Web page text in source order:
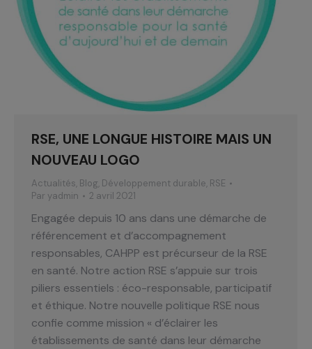
RSE, UNE LONGUE HISTOIRE MAIS UN
NOUVEAU LOGO
Actualités, Blog, Développement durable, RSE
Par yadmin 2 avril 2021
Engagée depuis 10 ans dans une démarche de
référencement et d’accompagnement
responsables, CAHPP est précurseur de la RSE
en santé. Notre action RSE s’appuie sur trois
piliers essentiels : éco-responsable, participatif
et éthique. Notre nouvelle politique RSE nous
confie comme mission « d’éclairer les
établissements de santé dans leur démarche